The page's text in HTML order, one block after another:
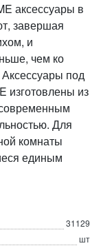
аксессуары в
завершая
и
чем ко
под
изготовлены из
Для
комнаты
единым
31129
шт